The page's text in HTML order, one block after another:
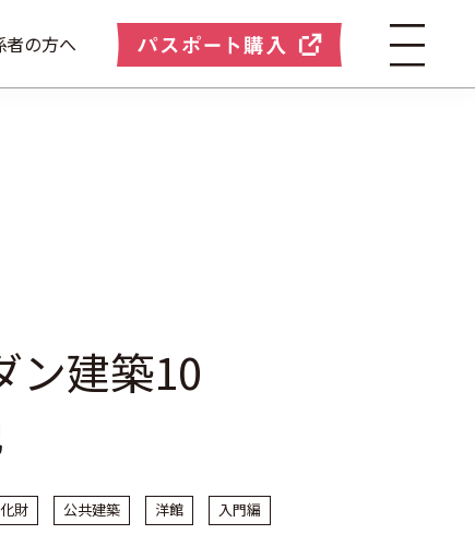
者の方へ
ン建築10
財 公共建築 洋館
入門編